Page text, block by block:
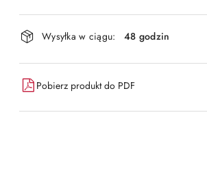
Dostępność
i
dostawa
Wysyłka w ciągu: 48 godzin
Pobierz produkt do PDF